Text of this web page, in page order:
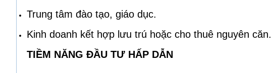
Trung tâm đào tạo, giáo dục.
Kinh doanh kết hợp lưu trú hoặc cho thuê nguyên căn.
TIỀM NĂNG ĐẦU TƯ HẤP DẪN